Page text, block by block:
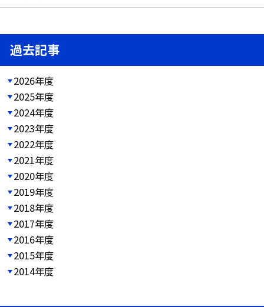
過去記事
2026年度
2025年度
2024年度
2023年度
2022年度
2021年度
2020年度
2019年度
2018年度
2017年度
2016年度
2015年度
2014年度